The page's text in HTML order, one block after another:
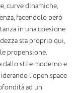
curve dinamiche,
facendolo però
in una coesione
sta proprio qui,
propensione.
dallo stile moderno e
l’open space
ad un